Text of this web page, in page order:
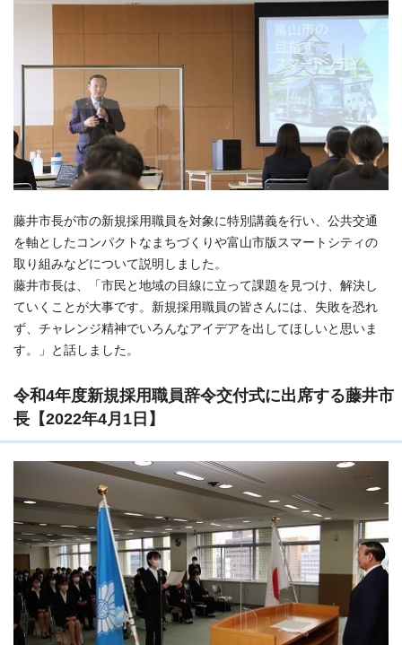
藤井市長が市の新規採用職員を対象に特別講義を行い、公共交通
を軸としたコンパクトなまちづくりや富山市版スマートシティの
取り組みなどについて説明しました。
藤井市長は、「市民と地域の目線に立って課題を見つけ、解決し
ていくことが大事です。新規採用職員の皆さんには、失敗を恐れ
ず、チャレンジ精神でいろんなアイデアを出してほしいと思いま
す。」と話しました。
令和4年度新規採用職員辞令交付式に出席する藤井市
長【2022年4月1日】